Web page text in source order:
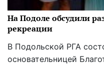
На Подоле обсудили
рекреации
В Подольской РГА
основательницей